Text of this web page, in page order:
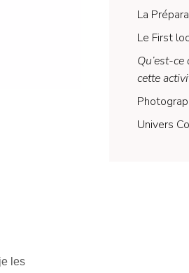
les
La
Le First
Qu’est-ce
cette
Univers